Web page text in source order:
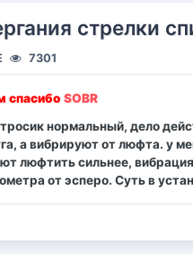
стрелки
7301
спасибо SOBR
нормальный, дело
а вибрируют от люфта. у
люфтить сильнее,
от эсперо. Суть в